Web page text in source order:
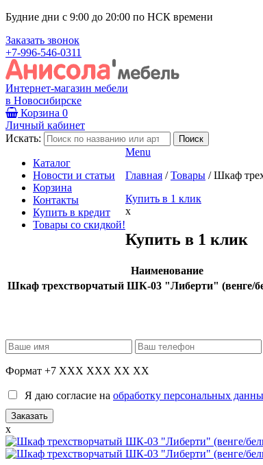
Будние дни с 9:00 до 20:00 по НСК времени
Заказать звонок
+7-996-546-0311
Интернет-магазин мебели
в Новосибирске
Корзина 0
Личный кабинет
Искать:
Каталог
Новости и статьи
Корзина
Контакты
Купить в кредит
Товары со скидкой!
Menu
Главная / Товары / Шкаф
Купить в 1 клик
x
Купить в 1 клик
Наименование
Шкаф трехстворчатый ШК-03 "Либерти" (венге/
Формат +7 XXX XXX XX XX
Я даю согласие на обработку персональных
x